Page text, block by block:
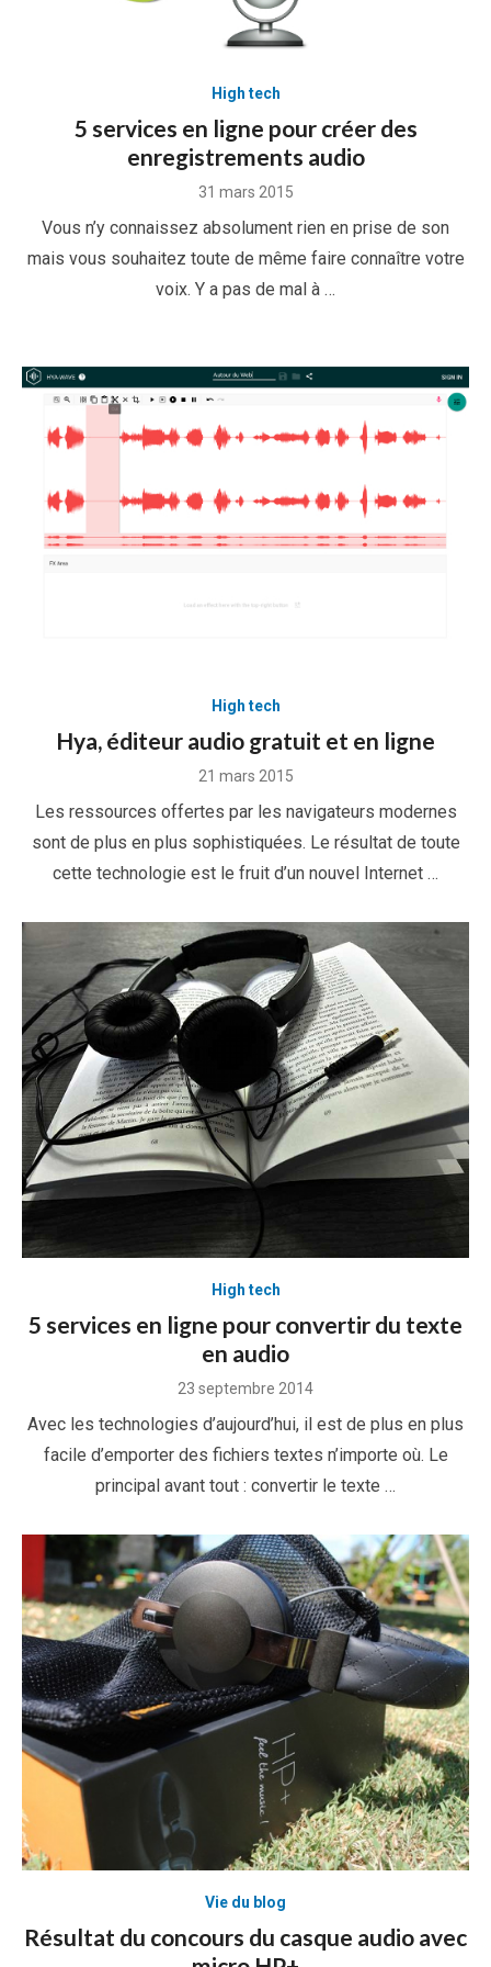
High tech
5 services en ligne pour créer des
enregistrements audio
Posted
31 mars 2015
Vous n’y connaissez absolument rien en prise de son
mais vous souhaitez toute de même faire connaître votre
voix. Y a pas de mal à …
High tech
Hya, éditeur audio gratuit et en ligne
Posted
21 mars 2015
Les ressources offertes par les navigateurs modernes
sont de plus en plus sophistiquées. Le résultat de toute
cette technologie est le fruit d’un nouvel Internet …
High tech
5 services en ligne pour convertir du texte
en audio
Posted
23 septembre 2014
Avec les technologies d’aujourd’hui, il est de plus en plus
facile d’emporter des fichiers textes n’importe où. Le
principal avant tout : convertir le texte …
Vie du blog
Résultat du concours du casque audio avec